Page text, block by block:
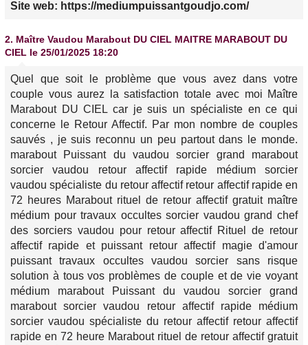
Site web: https://mediumpuissantgoudjo.com/
2. Maître Vaudou Marabout DU CIEL MAITRE MARABOUT DU
CIEL le 25/01/2025 18:20
Quel que soit le problème que vous avez dans votre
couple vous aurez la satisfaction totale avec moi Maître
Marabout DU CIEL car je suis un spécialiste en ce qui
concerne le Retour Affectif. Par mon nombre de couples
sauvés , je suis reconnu un peu partout dans le monde.
marabout Puissant du vaudou sorcier grand marabout
sorcier vaudou retour affectif rapide médium sorcier
vaudou spécialiste du retour affectif retour affectif rapide en
72 heures Marabout rituel de retour affectif gratuit maître
médium pour travaux occultes sorcier vaudou grand chef
des sorciers vaudou pour retour affectif Rituel de retour
affectif rapide et puissant retour affectif magie d'amour
puissant travaux occultes vaudou sorcier sans risque
solution à tous vos problèmes de couple et de vie voyant
médium marabout Puissant du vaudou sorcier grand
marabout sorcier vaudou retour affectif rapide médium
sorcier vaudou spécialiste du retour affectif retour affectif
rapide en 72 heure Marabout rituel de retour affectif gratuit